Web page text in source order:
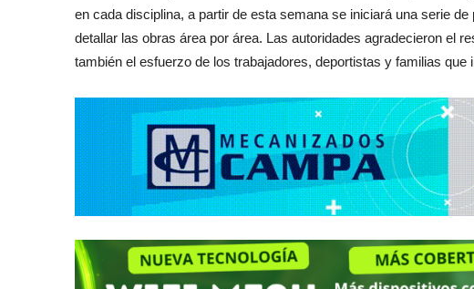
en cada disciplina, a partir de esta semana se iniciará una serie
detallar las obras área por área. Las autoridades agradecieron el
también el esfuerzo de los trabajadores, deportistas y familias que